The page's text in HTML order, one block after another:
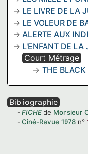
LE LIVRE DE LA
LE VOLEUR DE
ALERTE AUX
L'ENFANT DE LA
Court Métrage
THE BLACK
Bibliographie
FICHE de Monsieur
Ciné-Revue 1978 n°